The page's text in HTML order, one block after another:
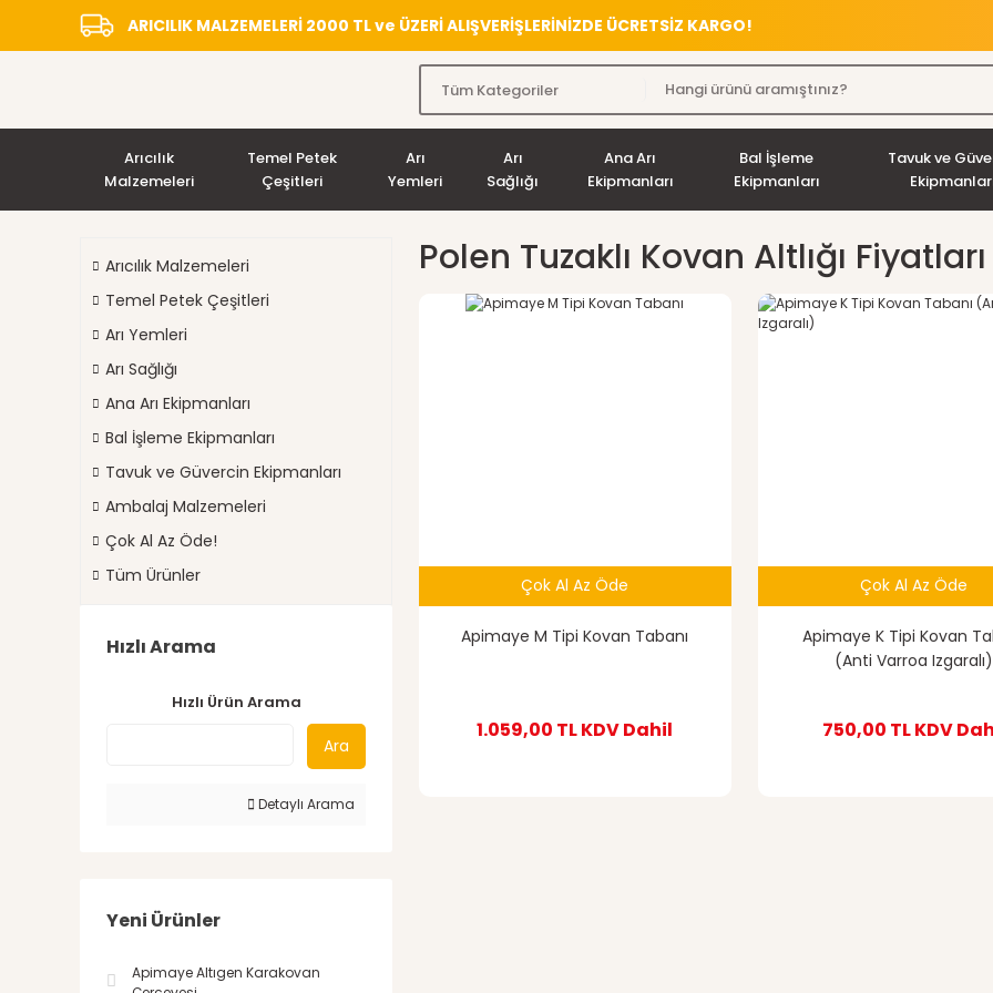
ARICILIK MALZEMELERİ 2000 TL ve ÜZERİ ALIŞVERİŞLERİNİZDE ÜCRETSİZ KARGO!
Arıcılık
Malzemeleri
Temel Petek
Çeşitleri
Arı
Yemleri
Arı
Sağlığı
Ana Arı
Ekipmanları
Bal İşleme
Ekipmanları
Tavuk ve
Arıcılık Malzemeleri
Temel Petek Çeşitleri
Arı Yemleri
Arı Sağlığı
Ana Arı Ekipmanları
Bal İşleme Ekipmanları
Tavuk ve Güvercin Ekipmanları
Ambalaj Malzemeleri
Çok Al Az Öde!
Tüm Ürünler
Hızlı Arama
Hızlı Ürün Arama
Ara
Detaylı Arama
Yeni Ürünler
Apimaye Altıgen Karakovan
Polen Tuzaklı Kovan Altlığı Fiyatları
Çok Al Az Öde
Apimaye M Tipi Kovan Tabanı
1.059,00 TLKDV Dahil
Çok Al Az Öde
Apimaye K Tipi Kovan
(Anti Varroa Izgaralı)
750,00 TLKDV